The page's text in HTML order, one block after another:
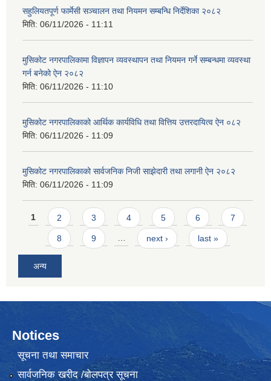
सहुलियतपूर्ण फार्मेसी सञ्चालन तथा नियमन सम्बन्धि निर्देशिका २०८२
मिति: 06/11/2026 - 11:11
मुसिकोट नगरपालिकामा विज्ञापन व्यवस्थापन तथा नियमन गर्ने सम्बन्धमा व्यवस्था
गर्न बनेको ऐन २०८२
मिति: 06/11/2026 - 11:10
मुसिकोट नगरपालिकाको आर्थिक कार्यविधि तथा वित्तिय उत्तरदायित्व ऐन ०८२
मिति: 06/11/2026 - 11:09
मुसिकोट नगरपालिकाको सार्वजनिक निजी साझेदारी तथा लगानी ऐन २०८२
मिति: 06/11/2026 - 11:09
Pages
1 2 3 4 5 6 7
8 9 … next › last »
अन्य
Notices
सूचना तथा समाचार
सार्वजनिक खरीद /बोलपत्र सूचना